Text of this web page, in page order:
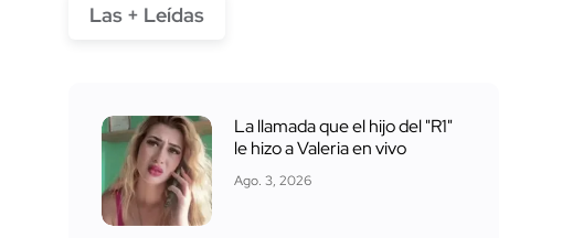
Las + Leídas
La llamada que el hijo del "R1"
le hizo a Valeria en vivo
Ago. 3, 2026